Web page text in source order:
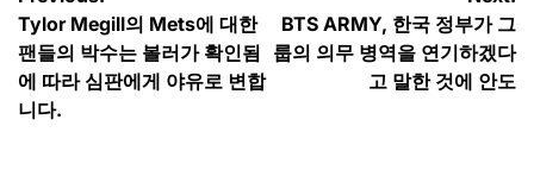
탐
색
Tylor Megill의 Mets에 대한
팬들의 박수는 볼러가 확인됨
에 따라 심판에게 야유로 변합
니다.
BTS ARMY, 한국 정부가 그
룹의 의무 병역을 연기하겠다
고 말한 것에 안도